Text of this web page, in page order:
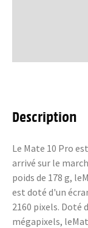
Description
Le Mate 10 Pro
arrivé sur le
poids de 178 g,
est doté d'un
2160 pixels. Doté
mégapixels,